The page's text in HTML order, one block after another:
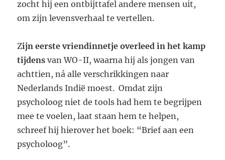
zocht hij een ontbijttafel andere mensen uit,
om zijn levensverhaal te vertellen.
Zijn eerste vriendinnetje overleed in het kamp
tijdens van WO-II, waarna hij als jongen van
achttien, ná alle verschrikkingen naar
Nederlands Indië moest. Omdat zijn
psycholoog niet de tools had hem te begrijpen
mee te voelen, laat staan hem te helpen,
schreef hij hierover het boek: “Brief aan een
psycholoog”.